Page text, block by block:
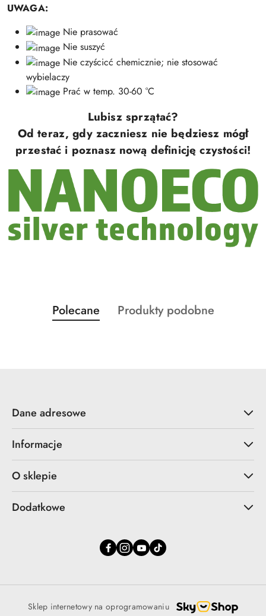
UWAGA:
Nie prasować
Nie suszyć
Nie czyścicć chemicznie; nie stosować
wybielaczy
Prać w temp. 30-60 °C
Lubisz sprzątać?
Od teraz, gdy zaczniesz nie będziesz mógł
przestać i poznasz nową definicję czystości!
Pomiń karuzelę produktów
Produkty
o
Polecane
Produkty
Produkty podobne
Dane adresowe
Informacje
O sklepie
Dodatkowe
Sklep internetowy na oprogramowaniu